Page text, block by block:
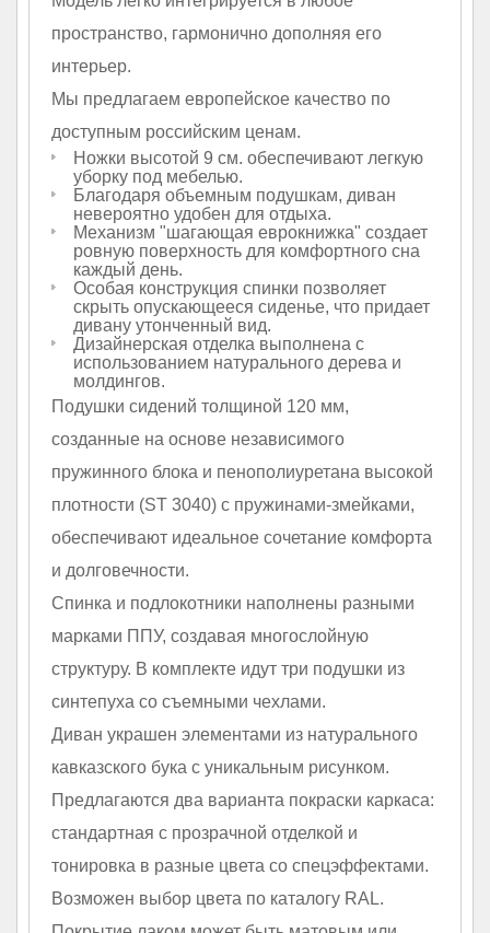
пространство, гармонично дополняя его
интерьер.
Мы предлагаем европейское качество по
доступным российским ценам.
Ножки высотой 9 см. обеспечивают легкую
уборку под мебелью.
Благодаря объемным подушкам, диван
невероятно удобен для отдыха.
Механизм "шагающая еврокнижка" создает
ровную поверхность для комфортного сна
каждый день.
Особая конструкция спинки позволяет
скрыть опускающееся сиденье, что придает
дивану утонченный вид.
Дизайнерская отделка выполнена с
использованием натурального дерева и
молдингов.
Подушки сидений толщиной 120 мм,
созданные на основе независимого
пружинного блока и пенополиуретана высокой
плотности (ST 3040) с пружинами-змейками,
обеспечивают идеальное сочетание комфорта
и долговечности.
Спинка и подлокотники наполнены разными
марками ППУ, создавая многослойную
структуру. В комплекте идут три подушки из
синтепуха со съемными чехлами.
Диван украшен элементами из натурального
кавказского бука с уникальным рисунком.
Предлагаются два варианта покраски каркаса:
стандартная с прозрачной отделкой и
тонировка в разные цвета со спецэффектами.
Возможен выбор цвета по каталогу RAL.